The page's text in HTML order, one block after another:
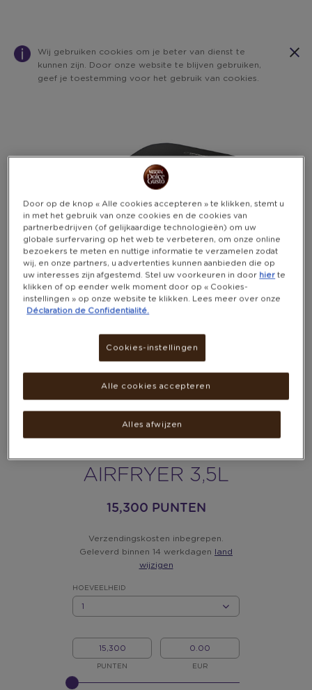
Wij gebruiken cookies om je beter van dienst te
kunnen zijn. Door onze website te blijven gebruiken,
geef je toestemming voor het gebruik van cookies.
AIRFRYER 3,5L
15,300 PUNTEN
Verzendingskosten inbegrepen.
Geleverd binnen 14 werkdagen land
wijzigen
HOEVEELHEID
MIJN
PUNTEN
PUNTEN
MIJN
EUR
GELIEVE
INPUT
Door op de knop « Alle cookies accepteren » te klikken, stemt u
in met het gebruik van onze cookies en de cookies van
partnerbedrijven (of gelijkaardige technologieën) om uw
globale surfervaring op het web te verbeteren, om onze online
bezoekers te meten en nuttige informatie te verzamelen zodat
wij, en onze partners, u advertenties kunnen aanbieden die op
uw interesses zijn afgestemd. Stel uw voorkeuren in door hier te
klikken of op eender welk moment door op « Cookies-
instellingen » op onze website te klikken. Lees meer over onze
Déclaration de Confidentialité.
Cookies-instellingen
Alles afwijzen
Alle cookies accepteren